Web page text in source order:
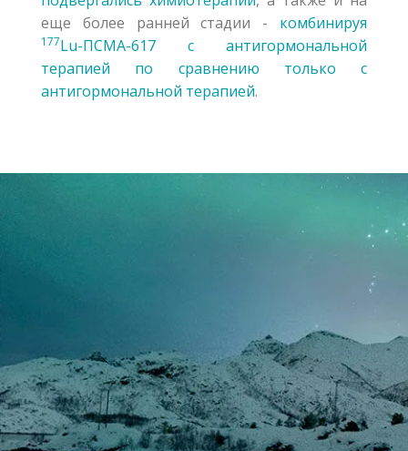
еще более ранней стадии - комбинируя
177Lu-ПСМА-617 с антигормональной
терапией по сравнению только с
антигормональной терапией.